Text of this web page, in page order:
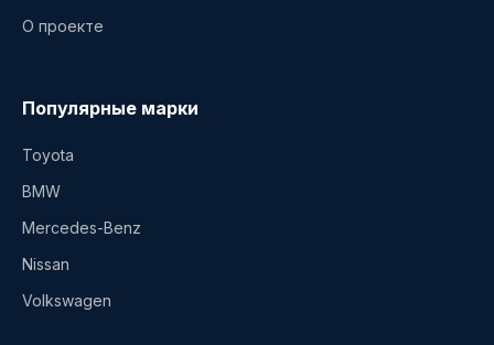
О проекте
Популярные марки
Toyota
BMW
Mercedes-Benz
Nissan
Volkswagen